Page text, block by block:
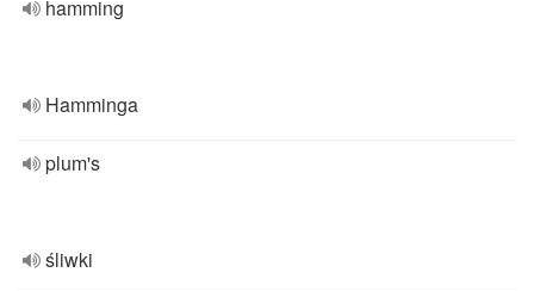
hamming
Hamminga
plum's
śliwki